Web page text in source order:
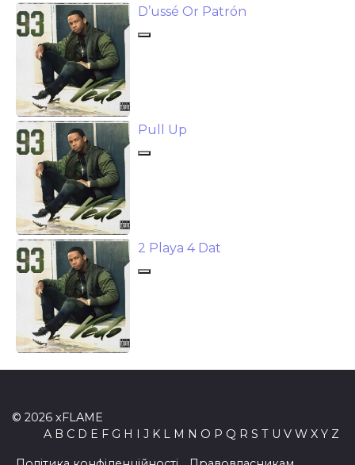
D’ussé Or Patrón
Pull Up
2 Playa 4 Dat
© 2026 xFLAME
A B C D E F G H I J K L M N O P Q R S T U V W X Y Z